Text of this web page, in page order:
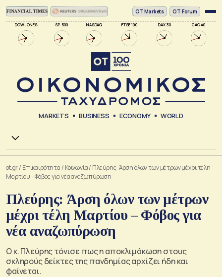
DOW JONES SP 500 NASDAQ FTSE 100 DAX 30 CAC 40
ΟΤ Markets OT Forum
MARKETS BUSINESS ECONOMY WORLD
Χ.Α.
ot.gr/ Επικαιρότητα / Κοινωνία/ Πλεύρης: Άρση όλων των μέτρων μέχρι τέλη
Μαρτίου – Φόβος για νέα αναζωπύρωση
Πλεύρης: Άρση όλων των μέτρων
μέχρι τέλη Μαρτίου – Φόβος για
νέα αναζωπύρωση
Ο κ. Πλεύρης τόνισε πως η αποκλιμάκωση στους
σκληρούς δείκτες της πανδημίας αρχίζει ήδη και
φαίνεται.